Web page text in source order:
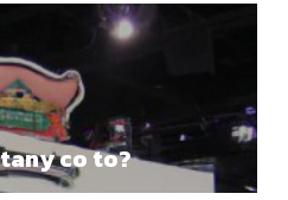
co to?